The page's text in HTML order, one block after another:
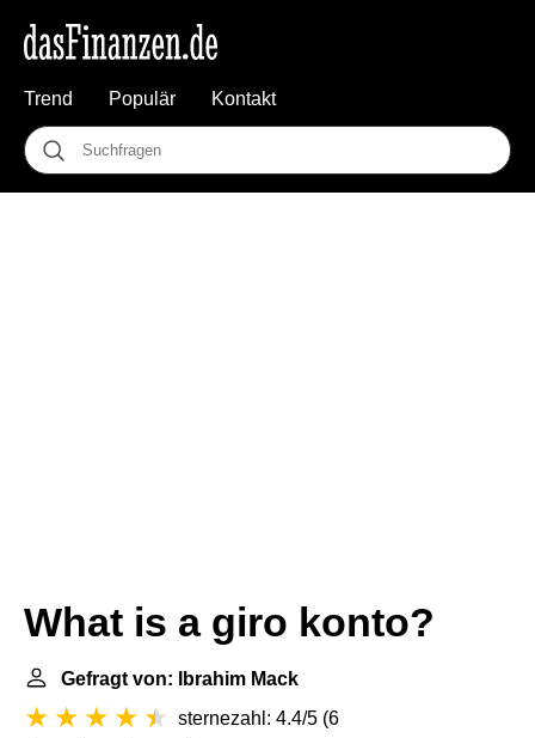
Trend Populär Kontakt
What is a giro konto?
Gefragt von: Ibrahim Mack
sternezahl: 4.4/5 (6